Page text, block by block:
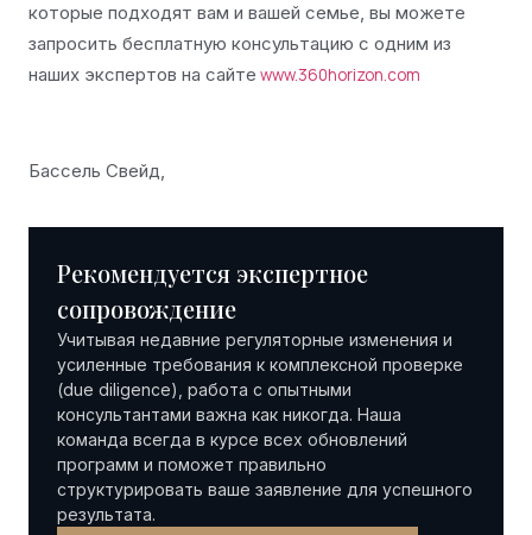
которые подходят вам и вашей семье, вы можете
запросить бесплатную консультацию с одним из
наших экспертов на сайте www.360horizon.com
Бассель Свейд,
Рекомендуется экспертное
сопровождение
Учитывая недавние регуляторные изменения и
усиленные требования к комплексной проверке
(due diligence), работа с опытными
консультантами важна как никогда. Наша
команда всегда в курсе всех обновлений
программ и поможет правильно
структурировать ваше заявление для успешного
результата.